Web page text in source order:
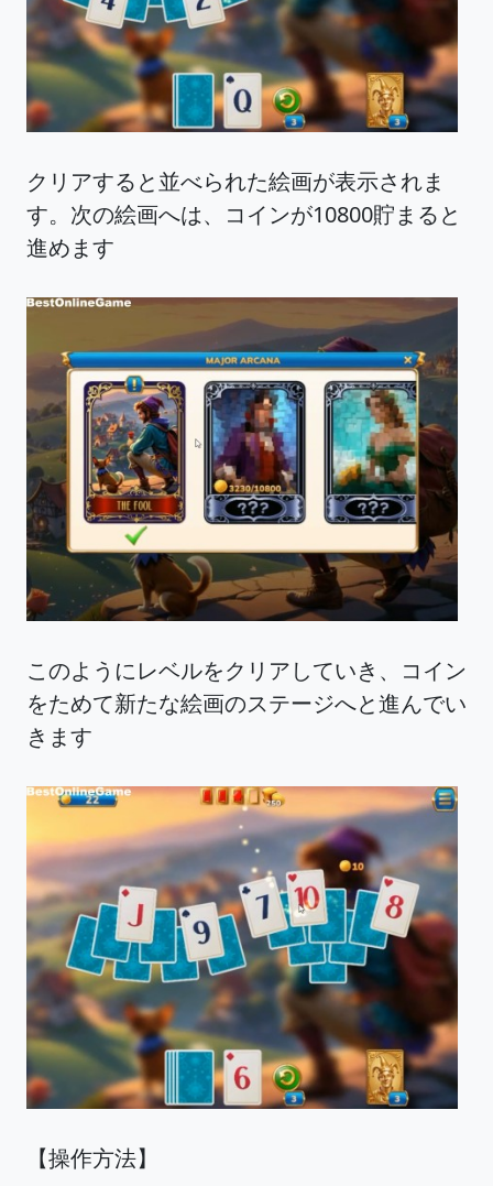
クリアすると並べられた絵画が表示されま
す。次の絵画へは、コインが10800貯まると
進めます
このようにレベルをクリアしていき、コイン
をためて新たな絵画のステージへと進んでい
きます
【操作方法】